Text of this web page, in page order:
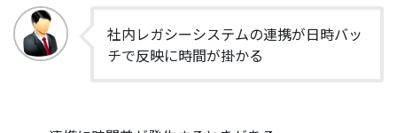
社内レガシーシステムの連携が日時バッ
チで反映に時間が掛かる